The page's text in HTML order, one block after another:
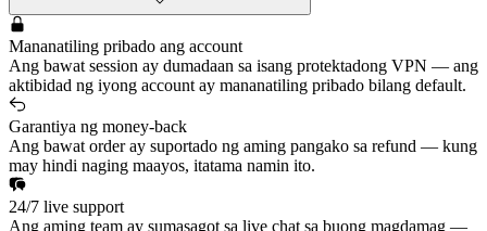
Mananatiling pribado ang account
Ang bawat session ay dumadaan sa isang protektadong VPN — ang
aktibidad ng iyong account ay mananatiling pribado bilang default.
Garantiya ng money-back
Ang bawat order ay suportado ng aming pangako sa refund — kung
may hindi naging maayos, itatama namin ito.
24/7 live support
Ang aming team ay sumasagot sa live chat sa buong magdamag —